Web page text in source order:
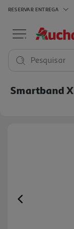
RESERVAR ENTREGA
Pesquisar
Smartband
Previous